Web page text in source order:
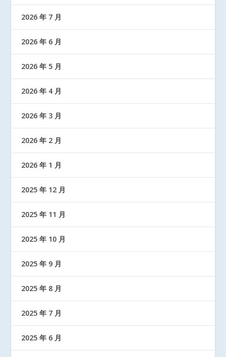
2026 年 7 月
2026 年 6 月
2026 年 5 月
2026 年 4 月
2026 年 3 月
2026 年 2 月
2026 年 1 月
2025 年 12 月
2025 年 11 月
2025 年 10 月
2025 年 9 月
2025 年 8 月
2025 年 7 月
2025 年 6 月